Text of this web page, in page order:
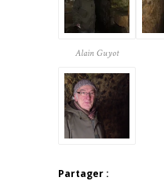
Alain Guyot
Partager :